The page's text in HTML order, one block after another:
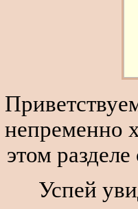
непременно
этом
Успей